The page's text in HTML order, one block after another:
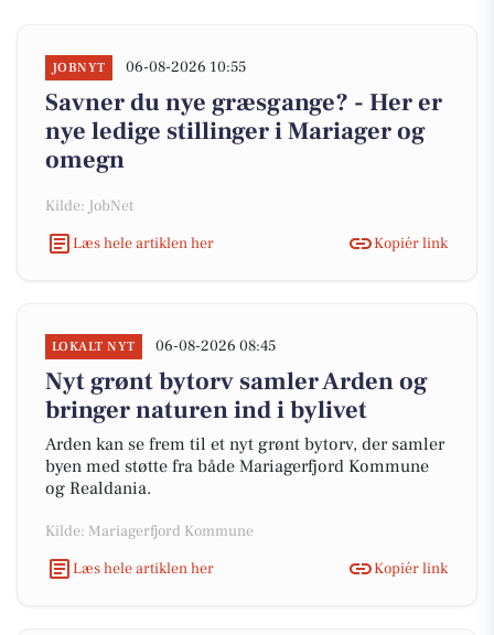
JOBNYT 06-08-2026 10:55
Savner du nye græsgange? - Her er
nye ledige stillinger i Mariager og
omegn
Kilde: JobNet
Læs hele artiklen her
Kopiér link
LOKALT NYT 06-08-2026 08:45
Nyt grønt bytorv samler Arden og
bringer naturen ind i bylivet
Arden kan se frem til et nyt grønt bytorv, der samler
byen med støtte fra både Mariagerfjord Kommune
og Realdania.
Kilde: Mariagerfjord Kommune
Læs hele artiklen her
Kopiér link